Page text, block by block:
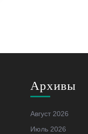
Архивы
Август 2026
Июль 2026